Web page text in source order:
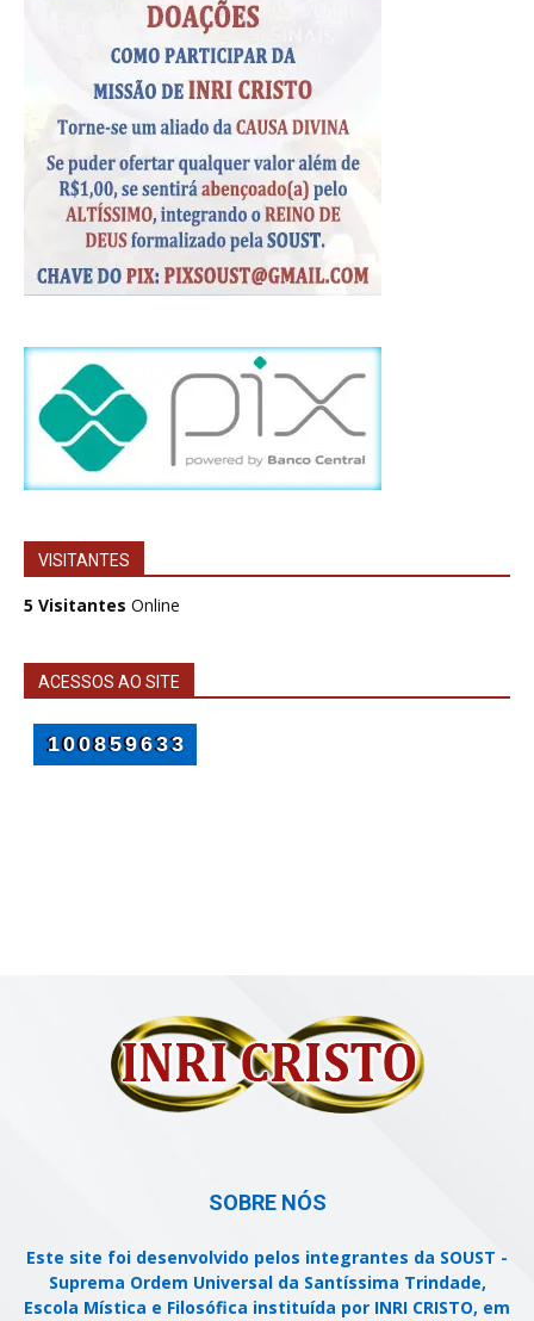
VISITANTES
5 Visitantes Online
ACESSOS AO SITE
SOBRE NÓS
Este site foi desenvolvido pelos integrantes da SOUST -
Suprema Ordem Universal da Santíssima Trindade,
Escola Mística e Filosófica instituída por INRI CRISTO, em